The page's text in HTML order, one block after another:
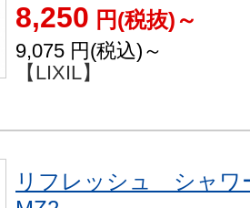
8,250 円(税抜)～
9,075 円(税込)～
【LIXIL】
リフレッシュ シャ